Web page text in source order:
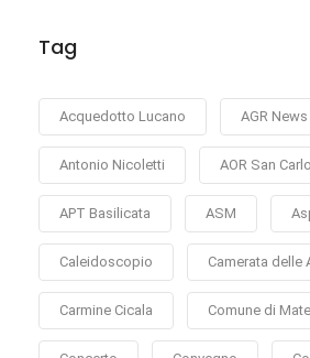
Tag
Acquedotto Lucano AGR News
Antonio Nicoletti AOR San Carlo
APT Basilicata ASM
Caleidoscopio Camerata delle
Carmine Cicala Comune di